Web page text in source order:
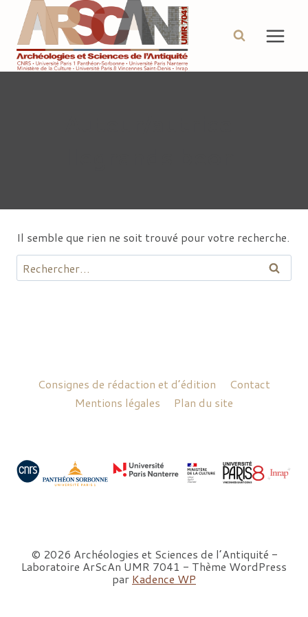
contenu
Il semble que rien ne soit trouvé pour votre recherche.
Rechercher :
Consignes de rédaction et d’édition
Contact
Mentions légales
Plan du site
© 2026 Archéologies et Sciences de l’Antiquité -
Laboratoire ArScAn UMR 7041 - Thème WordPress
par Kadence WP